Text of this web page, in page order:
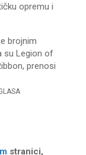
opremu i
brojnim
su Legion of
prenosi
stranici,